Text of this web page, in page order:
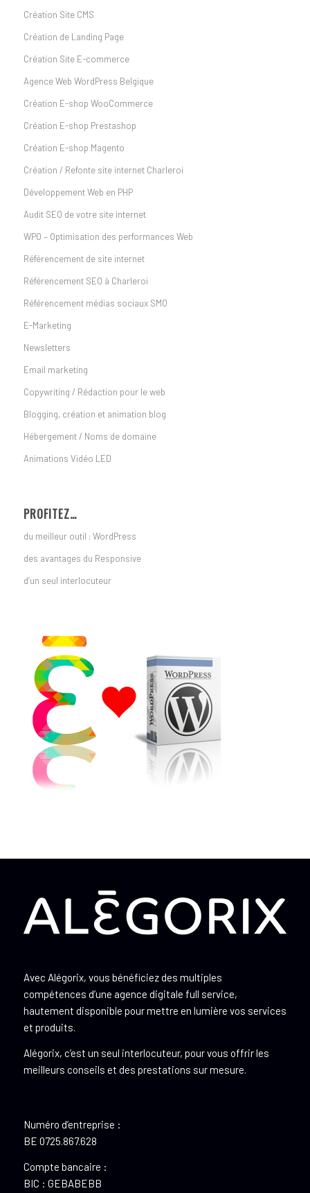
Création Site CMS
Création de Landing Page
Création Site E-commerce
Agence Web WordPress Belgique
Création E-shop WooCommerce
Création E-shop Prestashop
Création E-shop Magento
Création / Refonte site internet Charleroi
Développement Web en PHP
Audit SEO de votre site internet
WPO – Optimisation des performances Web
Référencement de site internet
Référencement SEO à Charleroi
Référencement médias sociaux SMO
E-Marketing
Newsletters
Email marketing
Copywriting / Rédaction pour le web
Blogging, création et animation blog
Hébergement / Noms de domaine
Animations Vidéo LED
PROFITEZ…
du meilleur outil : WordPress
des avantages du Responsive
d’un seul interlocuteur
Avec Alégorix, vous bénéficiez des multiples
compétences d’une agence digitale full service,
hautement disponible pour mettre en lumière vos services
et produits.
Alégorix, c’est un seul interlocuteur, pour vous offrir les
meilleurs conseils et des prestations sur mesure.
Numéro d’entreprise :
BE 0725.867.628
Compte bancaire :
BIC : GEBABEBB